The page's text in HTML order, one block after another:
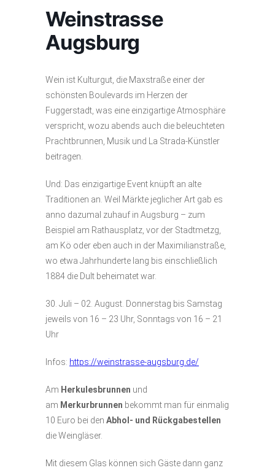
Weinstrasse
Augsburg
Wein ist Kulturgut, die Maxstraße einer der
schönsten Boulevards im Herzen der
Fuggerstadt, was eine einzigartige Atmosphäre
verspricht, wozu abends auch die beleuchteten
Prachtbrunnen, Musik und La Strada-Künstler
beitragen.
Und: Das einzigartige Event knüpft an alte
Traditionen an. Weil Märkte jeglicher Art gab es
anno dazumal zuhauf in Augsburg – zum
Beispiel am Rathausplatz, vor der Stadtmetzg,
am Kö oder eben auch in der Maximilianstraße,
wo etwa Jahrhunderte lang bis einschließlich
1884 die Dult beheimatet war.
30. Juli – 02. August. Donnerstag bis Samstag
jeweils von 16 – 23 Uhr, Sonntags von 16 – 21
Uhr
Infos: https://weinstrasse-augsburg.de/
Am Herkulesbrunnen und
am Merkurbrunnen bekommt man für einmalig
10 Euro bei den Abhol- und Rückgabestellen
die Weingläser.
Mit diesem Glas können sich Gäste dann ganz